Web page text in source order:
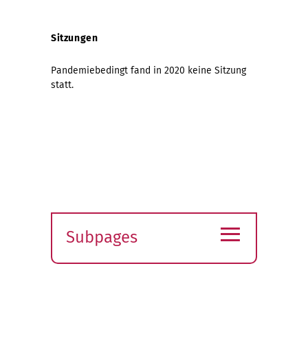
Sitzungen
Pandemiebedingt fand in 2020 keine Sitzung
statt.
Subpages
≡